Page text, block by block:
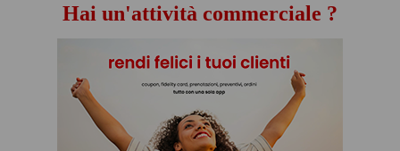
Hai un'attività commerciale ?